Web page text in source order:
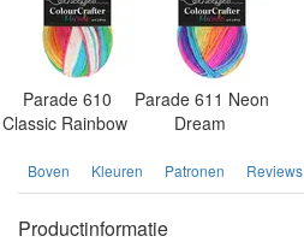
Parade 610
Classic Rainbow
Parade 611 Neon
Dream
Boven Kleuren Patronen Reviews
Productinformatie